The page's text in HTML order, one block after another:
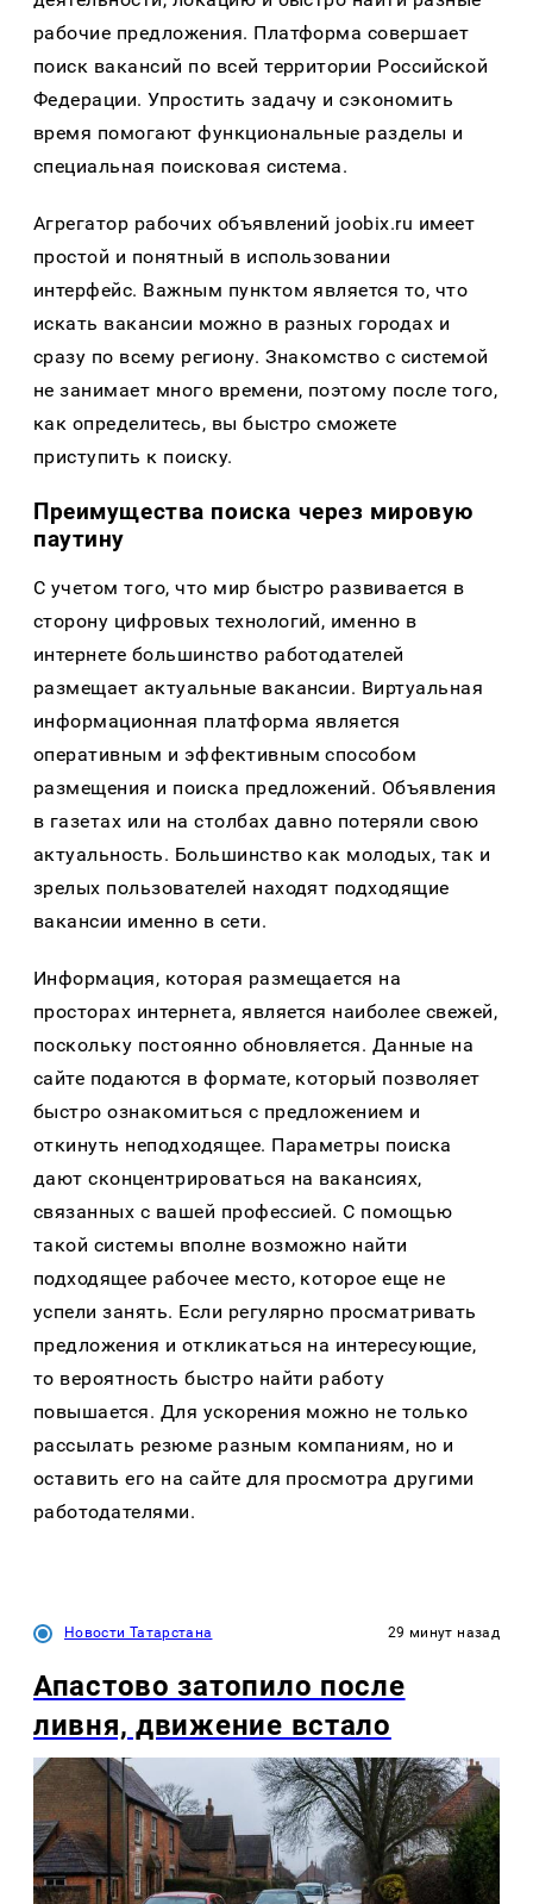
рабочие предложения. Платформа совершает
поиск вакансий по всей территории Российской
Федерации. Упростить задачу и сэкономить
время помогают функциональные разделы и
специальная поисковая система.
Агрегатор рабочих объявлений joobix.ru имеет
простой и понятный в использовании
интерфейс. Важным пунктом является то, что
искать вакансии можно в разных городах и
сразу по всему региону. Знакомство с системой
не занимает много времени, поэтому после того,
как определитесь, вы быстро сможете
приступить к поиску.
Преимущества поиска через мировую
паутину
С учетом того, что мир быстро развивается в
сторону цифровых технологий, именно в
интернете большинство работодателей
размещает актуальные вакансии. Виртуальная
информационная платформа является
оперативным и эффективным способом
размещения и поиска предложений. Объявления
в газетах или на столбах давно потеряли свою
актуальность. Большинство как молодых, так и
зрелых пользователей находят подходящие
вакансии именно в сети.
Информация, которая размещается на
просторах интернета, является наиболее свежей,
поскольку постоянно обновляется. Данные на
сайте подаются в формате, который позволяет
быстро ознакомиться с предложением и
откинуть неподходящее. Параметры поиска
дают сконцентрироваться на вакансиях,
связанных с вашей профессией. С помощью
такой системы вполне возможно найти
подходящее рабочее место, которое еще не
успели занять. Если регулярно просматривать
предложения и откликаться на интересующие,
то вероятность быстро найти работу
повышается. Для ускорения можно не только
рассылать резюме разным компаниям, но и
оставить его на сайте для просмотра другими
работодателями.
Новости Татарстана 29 минут назад
Апастово затопило после
ливня, движение встало